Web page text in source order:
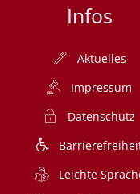
Infos
Aktuelles
Impressum
Datenschutz
Leichte